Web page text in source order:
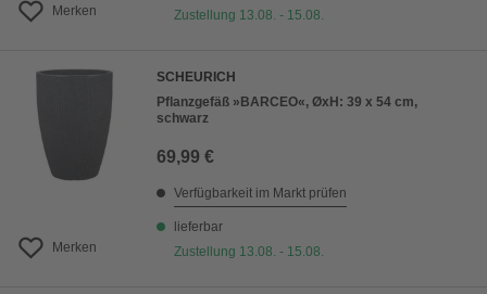
Merken
Zustellung 13.08. - 15.08.
Merken
SCHEURICH
Pflanzgefäß »BARCEO«, ØxH: 39 x 54 cm,
schwarz
69,99 €
Verfügbarkeit im Markt prüfen
lieferbar
Zustellung 13.08. - 15.08.